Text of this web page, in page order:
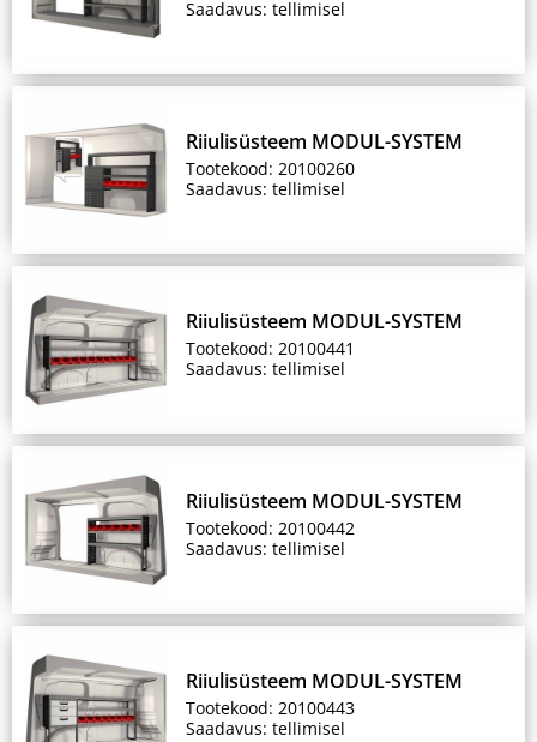
Saadavus: tellimisel
Riiulisüsteem MODUL-SYSTEM
Tootekood: 20100260
Saadavus: tellimisel
Riiulisüsteem MODUL-SYSTEM
Tootekood: 20100441
Saadavus: tellimisel
Riiulisüsteem MODUL-SYSTEM
Tootekood: 20100442
Saadavus: tellimisel
Riiulisüsteem MODUL-SYSTEM
Tootekood: 20100443
Saadavus: tellimisel